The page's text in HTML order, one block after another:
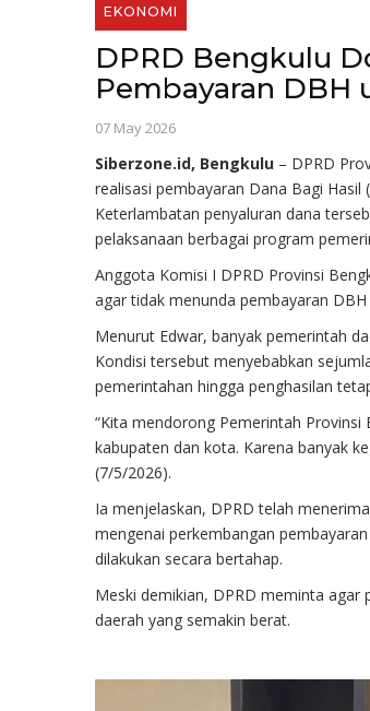
EKONOMI
DPRD Bengkulu
Pembayaran DBH
07 May 2026
Siberzone.id, Bengkulu – DPRD
realisasi pembayaran Dana Bagi
Keterlambatan penyaluran dana
pelaksanaan berbagai program
Anggota Komisi I DPRD Provinsi
agar tidak menunda pembayaran
Menurut Edwar, banyak pemerintah
Kondisi tersebut menyebabkan
pemerintahan hingga penghasilan
“Kita mendorong Pemerintah Provinsi
kabupaten dan kota. Karena banyak
(7/5/2026).
Ia menjelaskan, DPRD telah
mengenai perkembangan
dilakukan secara bertahap.
Meski demikian, DPRD meminta
daerah yang semakin berat.